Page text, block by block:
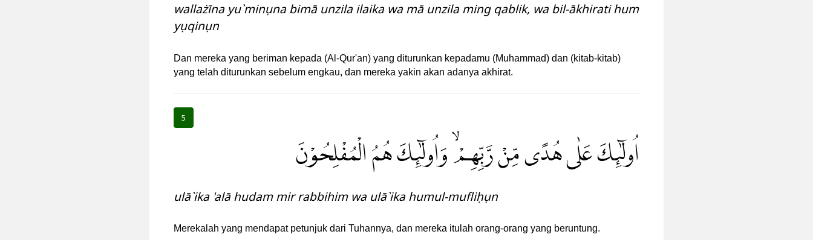
wallażīna yu`minụna bimā unzila ilaika wa mā unzila ming qablik, wa bil-ākhirati hum
yụqinụn
Dan mereka yang beriman kepada (Al-Qur'an) yang diturunkan kepadamu (Muhammad) dan (kitab-kitab)
yang telah diturunkan sebelum engkau, dan mereka yakin akan adanya akhirat.
5
اُولٰۤىِٕكَ عَلٰى هُدًى مِّنْ رَّبِّهِمْ ۙ وَاُولٰۤىِٕكَ هُمُ الْمُفْلِحُوْنَ
ulā`ika 'alā hudam mir rabbihim wa ulā`ika humul-mufliḥụn
Merekalah yang mendapat petunjuk dari Tuhannya, dan mereka itulah orang-orang yang beruntung.